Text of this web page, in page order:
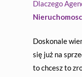
Dlaczego
Doskonale
się już na
to chcesz to